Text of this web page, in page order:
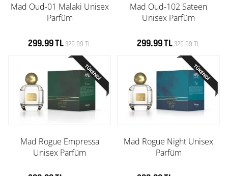
Mad Oud-01 Malaki Unisex
Parfüm
299.99 TL329.99 TL
Mad Oud-102 Sateen
Unisex Parfüm
299.99 TL329.99 TL
Mad Rogue Empressa
Unisex Parfüm
Mad Rogue Night Unisex
Parfüm